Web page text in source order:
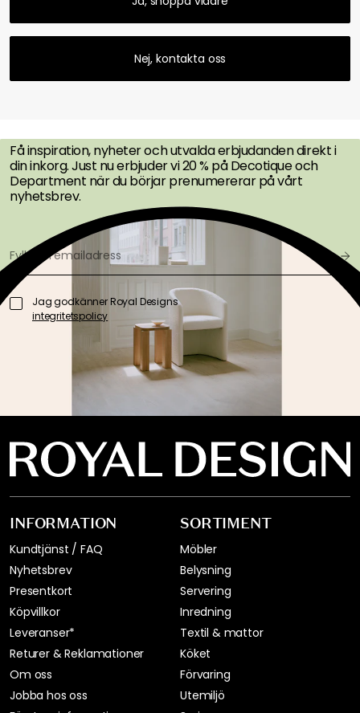
Nej, kontakta oss
FÅ INSPIRATION &
Få inspiration, nyheter och utvalda erbjudanden direkt i
din inkorg. Just nu erbjuder vi 20 % på Decotique och
Department när du börjar prenumererar på vårt
nyhetsbrev.
Jag godkänner Royal Designs
integritetspolicy
INFORMATION
Kundtjänst / FAQ
Nyhetsbrev
Presentkort
Köpvillkor
Leveranser*
Returer & Reklamationer
Om oss
Jobba hos oss
SORTIMENT
Möbler
Belysning
Servering
Inredning
Textil & mattor
Köket
Förvaring
Utemiljö